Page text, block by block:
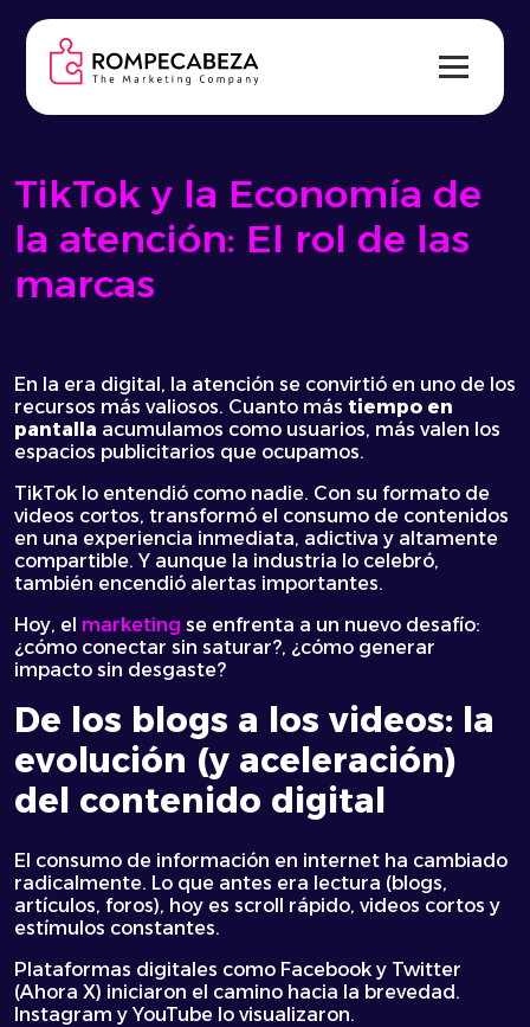
content
TikTok y la Economía de
la atención: El rol de las
marcas
En la era digital, la atención se convirtió en uno de los
recursos más valiosos. Cuanto más tiempo en
pantalla acumulamos como usuarios, más valen los
espacios publicitarios que ocupamos.
TikTok lo entendió como nadie. Con su formato de
videos cortos, transformó el consumo de contenidos
en una experiencia inmediata, adictiva y altamente
compartible. Y aunque la industria lo celebró,
también encendió alertas importantes.
Hoy, el marketing se enfrenta a un nuevo desafío:
¿cómo conectar sin saturar?, ¿cómo generar
impacto sin desgaste?
De los blogs a los videos: la
evolución (y aceleración)
del contenido digital
El consumo de información en internet ha cambiado
radicalmente. Lo que antes era lectura (blogs,
artículos, foros), hoy es scroll rápido, videos cortos y
estímulos constantes.
Plataformas digitales como Facebook y Twitter
(Ahora X) iniciaron el camino hacia la brevedad.
Instagram y YouTube lo visualizaron.